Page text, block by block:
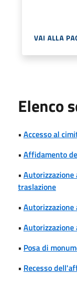
VAI ALLA
Elenco
• Accesso al
• Affidamento
•
traslazione
• Autorizzazione
•
• Posa di
• Recesso